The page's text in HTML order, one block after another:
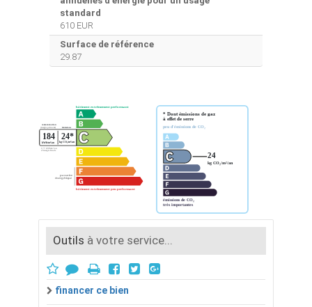
standard
610 EUR
Surface de référence
29.87
Outils à votre service...
financer ce bien